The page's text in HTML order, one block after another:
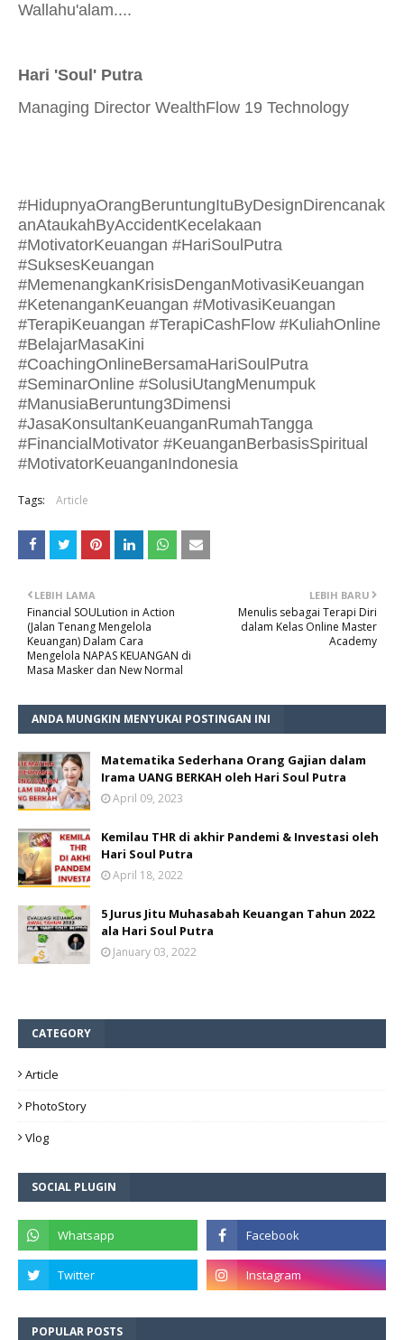
Wallahu'alam....
Hari 'Soul' Putra
Managing Director WealthFlow 19 Technology
#HidupnyaOrangBeruntungItuByDesignDirencanak
anAtaukahByAccidentKecelakaan
#MotivatorKeuangan #HariSoulPutra
#SuksesKeuangan
#MemenangkanKrisisDenganMotivasiKeuangan
#KetenanganKeuangan #MotivasiKeuangan
#TerapiKeuangan #TerapiCashFlow #KuliahOnline
#BelajarMasaKini
#CoachingOnlineBersamaHariSoulPutra
#SeminarOnline #SolusiUtangMenumpuk
#ManusiaBeruntung3Dimensi
#JasaKonsultanKeuanganRumahTangga
#FinancialMotivator #KeuanganBerbasisSpiritual
#MotivatorKeuanganIndonesia
Tags: Article
LEBIH BARU
Menulis sebagai Terapi Diri
dalam Kelas Online Master
Academy
LEBIH LAMA
Financial SOULution in Action
(Jalan Tenang Mengelola
Keuangan) Dalam Cara
Mengelola NAPAS KEUANGAN di
Masa Masker dan New Normal
ANDA MUNGKIN MENYUKAI POSTINGAN INI
Matematika Sederhana Orang Gajian dalam
Irama UANG BERKAH oleh Hari Soul Putra
April 09, 2023
Kemilau THR di akhir Pandemi & Investasi oleh
Hari Soul Putra
April 18, 2022
5 Jurus Jitu Muhasabah Keuangan Tahun 2022
ala Hari Soul Putra
January 03, 2022
CATEGORY
Article
PhotoStory
Vlog
SOCIAL PLUGIN
POPULAR POSTS